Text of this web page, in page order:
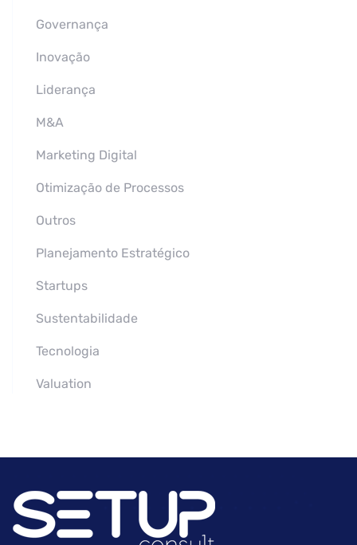
Governança
Inovação
Liderança
M&A
Marketing Digital
Otimização de Processos
Outros
Planejamento Estratégico
Startups
Sustentabilidade
Tecnologia
Valuation